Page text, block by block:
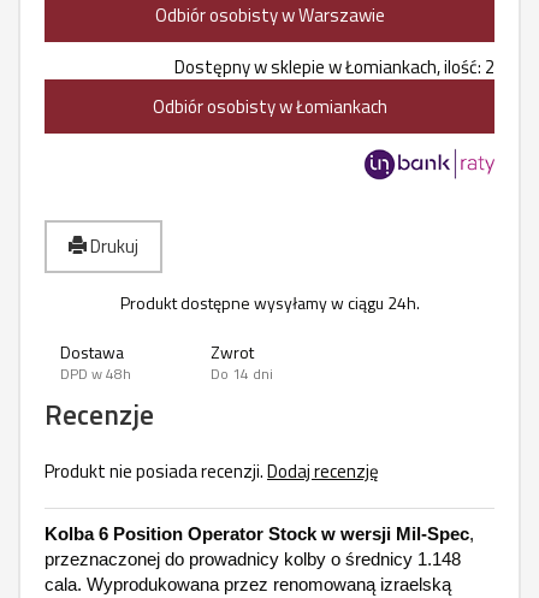
Odbiór osobisty w Warszawie
Dostępny w sklepie w Łomiankach, ilość: 2
Odbiór osobisty w Łomiankach
Drukuj
Produkt dostępne wysyłamy w ciągu 24h.
Dostawa
DPD w 48h
Zwrot
Do 14 dni
Recenzje
Produkt nie posiada recenzji.Dodaj recenzję
Kolba 6 Position Operator Stock w wersji Mil-Spec,
przeznaczonej do prowadnicy kolby o średnicy 1.148
cala. Wyprodukowana przez renomowaną izraelską